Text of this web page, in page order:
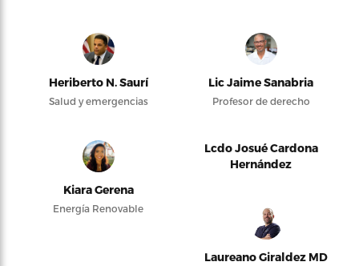
Heriberto N. Saurí
Salud y emergencias
Lic Jaime Sanabria
Profesor de derecho
Kiara Gerena
Energía Renovable
Lcdo Josué Cardona
Hernández
Laureano Giraldez MD